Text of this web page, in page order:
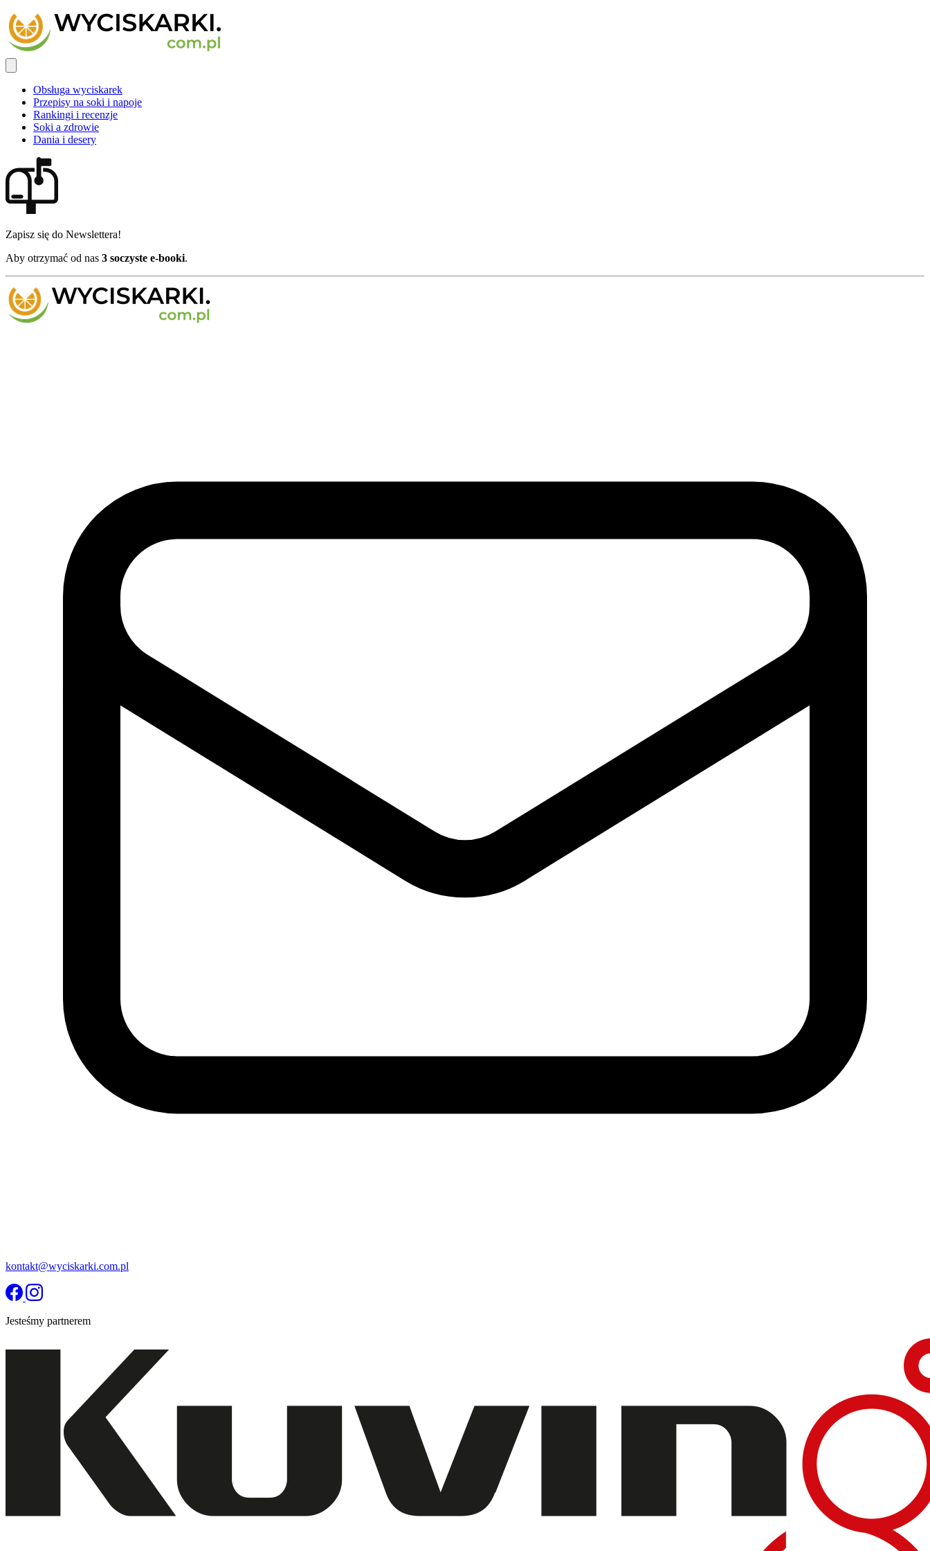
Obsługa wyciskarek
Przepisy na soki i napoje
Rankingi i recenzje
Soki a zdrowie
Dania i desery
Zapisz się do Newslettera!
Aby otrzymać od nas 3 soczyste e-booki.
kontakt@wyciskarki.com.pl
Jesteśmy partnerem